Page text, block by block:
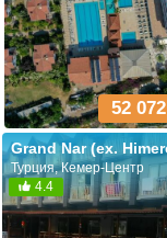
52 072
Турция, Кемер-Центр
4.4